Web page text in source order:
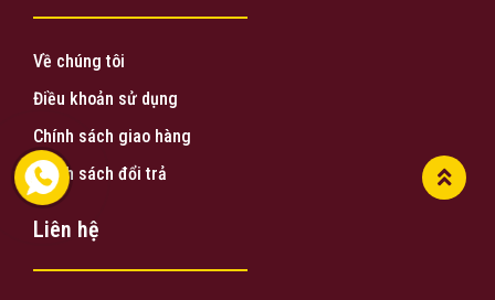
Về chúng tôi
Điều khoản sử dụng
Chính sách giao hàng
Chính sách đổi trả
Liên hệ